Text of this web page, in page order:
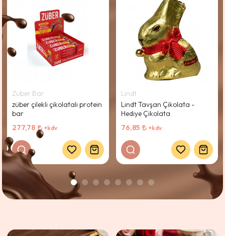
Züber Bar
züber çilekli çikolatalı protein
bar
277,78
+kdv
Lindt
Lindt Tavşan Çikolata -
Hediye Çikolata
76,85
+kdv